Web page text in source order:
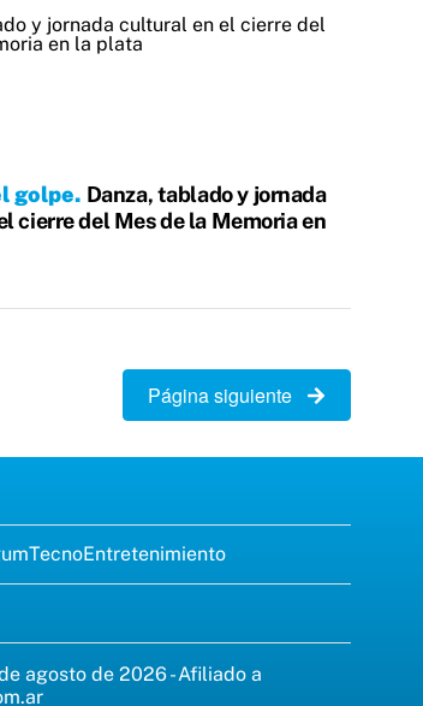
golpe Danza, tablado y jornada
cierre del Mes de la Memoria en
Página siguiente
TecnoEntretenimiento
agosto de 2026 - Afiliado a